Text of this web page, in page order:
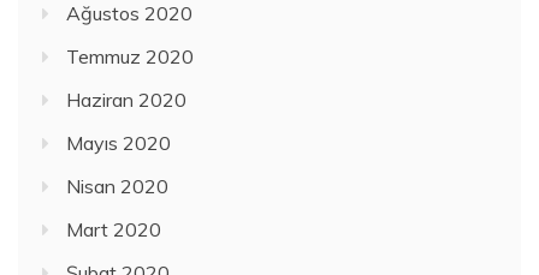
Ağustos 2020
Temmuz 2020
Haziran 2020
Mayıs 2020
Nisan 2020
Mart 2020